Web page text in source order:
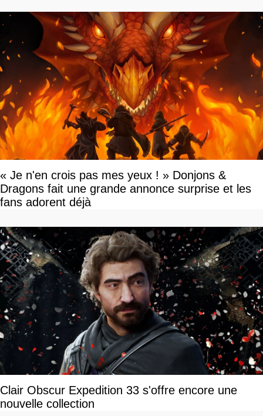
« Je n'en crois pas mes yeux ! » Donjons &
Dragons fait une grande annonce surprise et les
fans adorent déjà
Clair Obscur Expedition 33 s'offre encore une
nouvelle collection